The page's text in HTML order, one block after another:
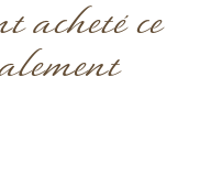
acheté ce